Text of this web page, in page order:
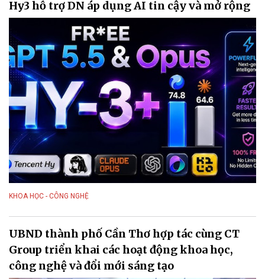
Hy3 hỗ trợ DN áp dụng AI tin cậy và mở rộng
KHOA HỌC - CÔNG NGHỆ
UBND thành phố Cần Thơ hợp tác cùng CT
Group triển khai các hoạt động khoa học,
công nghệ và đổi mới sáng tạo